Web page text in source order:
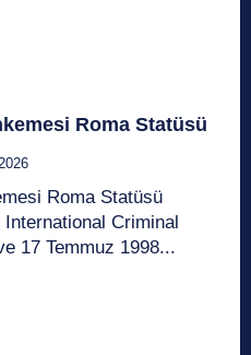
Roma Statüsü
Roma Statüsü
Criminal
17 Temmuz 1998...